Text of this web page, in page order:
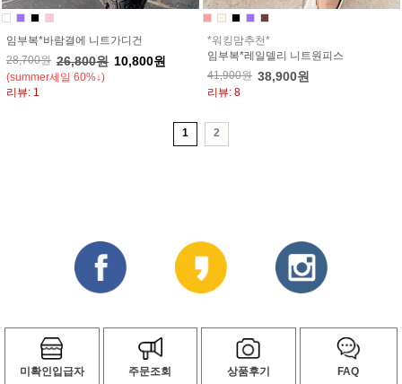
임부복*바람결에 니트가디건
28,700원 26,800원 10,800원
(summer세일 60%↓)
리뷰: 1
*워킹맘추천*
임부복*레일델리 니트원피스
41,900원 38,900원
리뷰: 8
1 2
미확인입급자 주문조회 상품후기 FAQ